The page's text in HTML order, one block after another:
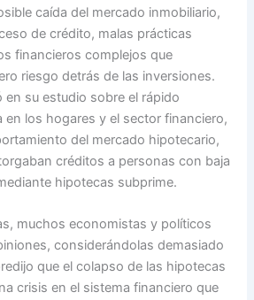
caída del mercado inmobiliario,
de crédito, malas prácticas
financieros complejos que
riesgo detrás de las inversiones.
en su estudio sobre el rápido
en los hogares y el sector financiero,
del mercado hipotecario,
créditos a personas con baja
hipotecas subprime.
muchos economistas y políticos
considerándolas demasiado
que el colapso de las hipotecas
crisis en el sistema financiero que